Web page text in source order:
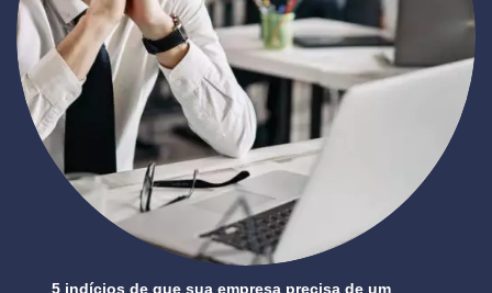
5 indícios de que sua empresa precisa de um